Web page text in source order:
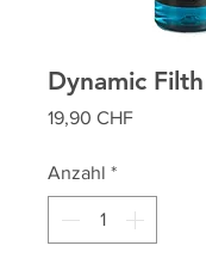
Dynamic
19,90 CHFPreis
Anzahl *